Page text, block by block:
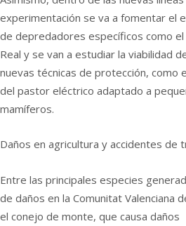
experimentación se va a fomentar el
de depredadores específicos como el
Real y se van a estudiar la viabilidad
nuevas técnicas de protección, como
del pastor eléctrico adaptado a
mamíferos.
Daños en agricultura y accidentes de
Entre las principales especies
de daños en la Comunitat Valenciana
el conejo de monte, que causa daños